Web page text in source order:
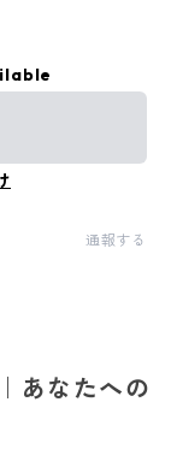
通報する
なたへの